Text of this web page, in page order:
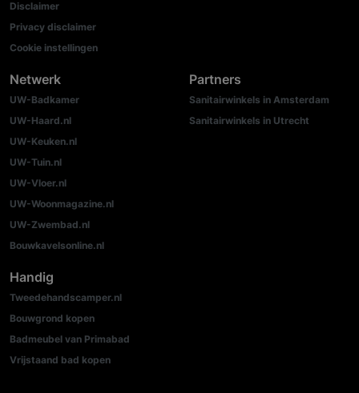
Disclaimer
Privacy disclaimer
Cookie instellingen
Netwerk
UW-Badkamer
UW-Haard.nl
UW-Keuken.nl
UW-Tuin.nl
UW-Vloer.nl
UW-Woonmagazine.nl
UW-Zwembad.nl
Bouwkavelsonline.nl
Partners
Sanitairwinkels in Amsterdam
Sanitairwinkels in Utrecht
Handig
Tweedehandscamper.nl
Bouwgrond kopen
Badmeubel van Primabad
Vrijstaand bad kopen